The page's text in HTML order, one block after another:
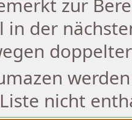
zur
in der
nicht